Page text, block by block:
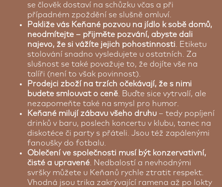
se člověk dostaví na schůzku včas a při
případném zpoždění se slušně omluví.
Pakliže vás Keňané pozvou na jídlo k sobě domů,
neodmítejte – přijměte pozvání, abyste dali
najevo, že si vážíte jejich pohostinnosti . Etiketu
stolování snadno vysledujete u ostatních. Za
slušnost se také považuje to, že dojíte vše na
talíři (není to však povinnost).
Prodejci zboží na trzích očekávají, že s nimi
budete smlouvat o ceně . Buďte sice vytrvalí, ale
nezapomeňte také na smysl pro humor.
Keňané milují zábavu všeho druhu – tedy popíjení
drinků v baru, poslech koncertu v klubu, tanec na
diskotéce či party s přáteli. Jsou též zapálenými
fanoušky do fotbalu.
Oblečení ve společnosti musí být konzervativní,
čisté a upravené . Nedbalostí a nevhodnými
svršky můžete u Keňanů rychle ztratit respekt.
Vhodná jsou trika zakrývající ramena až po lokty